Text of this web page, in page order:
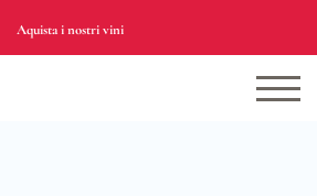
Aquista i nostri vini